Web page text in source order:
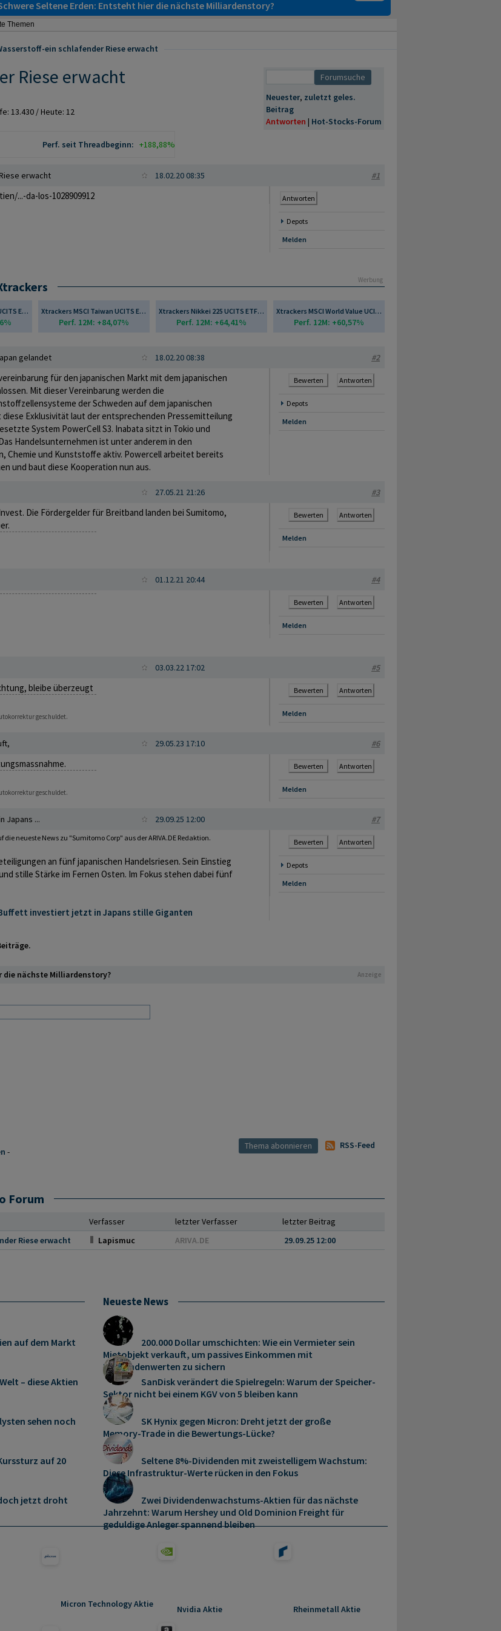
Seltene Erden: Entsteht hier die nächste Milliardenstory?
Themen
ein schlafender Riese erwacht
Neuester, zuletzt geles.
Beitrag
Antworten | Hot-Stocks-Forum
Riese erwacht
13.430 / Heute: 12
Perf. seit Threadbeginn: +188,88%
erwacht 18.02.20 08:35 #1
...-da-los-1028909912 Antworten
Depots
Melden
Werbung
Xtrackers MSCI Taiwan UCITS ETF 1D Xtrackers MSCI Taiwan UCITS ETF 1C
Perf. 12M: +84,07%
Xtrackers Nikkei 225 UCITS ETF 2D - EUR Hedged
Perf. 12M: +64,41%
Xtrackers MSCI World Value UCITS ETF 1C
Perf. 12M: +60,57%
gelandet 18.02.20 08:38 #2
für den japanischen Markt mit dem japanischen
Mit dieser Vereinbarung werden die
der Schweden auf dem japanischen
Exklusivität laut der entsprechenden Pressemitteilung
System PowerCell S3. Inabata sitzt in Tokio und
Handelsunternehmen ist unter anderem in den
Chemie und Kunststoffe aktiv. Powercell arbeitet bereits
und baut diese Kooperation nun aus.
Bewerten Antworten
Depots
Melden
27.05.21 21:26 #3
Die Fördergelder für Breitband landen bei Sumitomo,
Bewerten Antworten
Melden
01.12.21 20:44 #4
Bewerten Antworten
Melden
03.03.22 17:02 #5
bleibe überzeugt
geschuldet.
Bewerten Antworten
Melden
29.05.23 17:10 #6
geschuldet.
Bewerten Antworten
Melden
Japans ... 29.09.25 12:00 #7
neueste News zu "Sumitomo Corp" aus der ARIVA.DE Redaktion.
an fünf japanischen Handelsriesen. Sein Einstieg
stille Stärke im Fernen Osten. Im Fokus stehen dabei fünf
investiert jetzt in Japans stille Giganten
Bewerten Antworten
Depots
Melden
die nächste Milliardenstory? Anzeige
-
RSS-Feed
Forum
Verfasser letzter Verfasser
letzter Beitrag
Riese erwacht Lapismuc ARIVA.DE 29.09.25 12:00
auf dem Markt
– diese Aktien
sehen noch
auf 20
jetzt droht
Neueste News
200.000 Dollar umschichten: Wie ein Vermieter sein
Mietobjekt verkauft, um passives Einkommen mit
Dividendenwerten zu sichern
SanDisk verändert die Spielregeln: Warum der Speicher-
Sektor nicht bei einem KGV von 5 bleiben kann
SK Hynix gegen Micron: Dreht jetzt der große
Memory‑Trade in die Bewertungs-Lücke?
Seltene 8%-Dividenden mit zweistelligem Wachstum:
Diese Infrastruktur-Werte rücken in den Fokus
Zwei Dividendenwachstums-Aktien für das nächste
Jahrzehnt: Warum Hershey und Old Dominion Freight für
geduldige Anleger spannend bleiben
Micron Technology Aktie Nvidia Aktie Rheinmetall Aktie